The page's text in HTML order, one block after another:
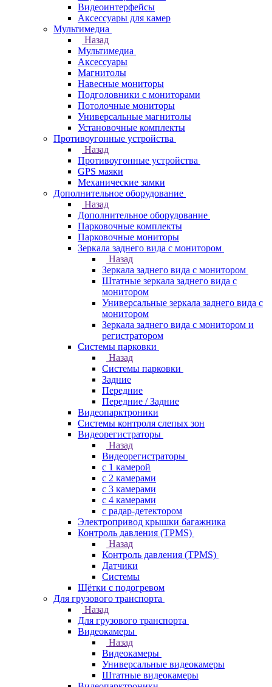
Видеоинтерфейсы
Аксессуары для камер
Мультимедиа
Назад
Мультимедиа
Аксессуары
Магнитолы
Навесные мониторы
Подголовники с мониторами
Потолочные мониторы
Универсальные магнитолы
Установочные комплекты
Противоугонные устройства
Назад
Противоугонные устройства
GPS маяки
Механические замки
Дополнительное оборудование
Назад
Дополнительное оборудование
Парковочные комплекты
Парковочные мониторы
Зеркала заднего вида с монитором
Назад
Зеркала заднего вида с монитором
Штатные зеркала заднего вида с
монитором
Универсальные зеркала заднего вида с
монитором
Зеркала заднего вида с монитором и
регистратором
Системы парковки
Назад
Системы парковки
Задние
Передние
Передние / Задние
Видеопарктроники
Системы контроля слепых зон
Видеорегистраторы
Назад
Видеорегистраторы
с 1 камерой
с 2 камерами
с 3 камерами
с 4 камерами
с радар-детектором
Электропривод крышки багажника
Контроль давления (TPMS)
Назад
Контроль давления (TPMS)
Датчики
Системы
Щётки с подогревом
Для грузового транспорта
Назад
Для грузового транспорта
Видеокамеры
Назад
Видеокамеры
Универсальные видеокамеры
Штатные видеокамеры